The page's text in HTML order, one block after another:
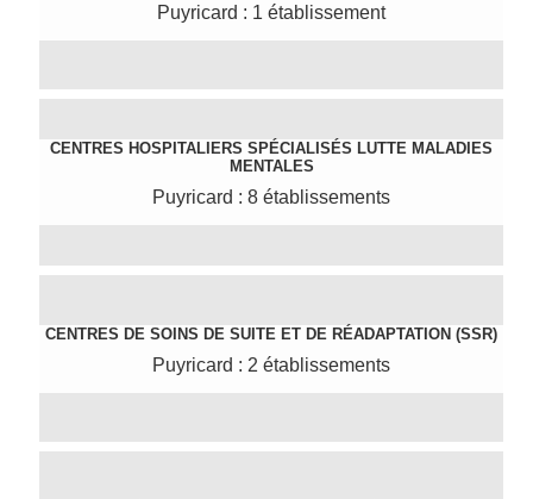
Puyricard : 1 établissement
CENTRES HOSPITALIERS SPÉCIALISÉS LUTTE MALADIES
MENTALES
Puyricard : 8 établissements
CENTRES DE SOINS DE SUITE ET DE RÉADAPTATION (SSR)
Puyricard : 2 établissements